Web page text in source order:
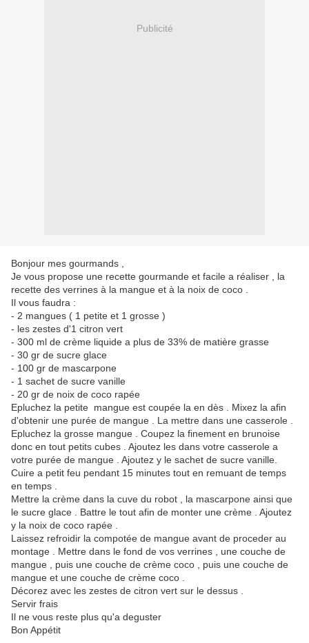
Publicité
Bonjour mes gourmands ,
Je vous propose une recette gourmande et facile a réaliser , la
recette des verrines à la mangue et à la noix de coco .
Il vous faudra :
- 2 mangues ( 1 petite et 1 grosse )
- les zestes d'1 citron vert
- 300 ml de crème liquide a plus de 33% de matière grasse
- 30 gr de sucre glace
- 100 gr de mascarpone
- 1 sachet de sucre vanille
- 20 gr de noix de coco rapée
Epluchez la petite mangue est coupée la en dès . Mixez la afin
d'obtenir une purée de mangue . La mettre dans une casserole .
Epluchez la grosse mangue . Coupez la finement en brunoise
donc en tout petits cubes . Ajoutez les dans votre casserole a
votre purée de mangue . Ajoutez y le sachet de sucre vanille.
Cuire a petit feu pendant 15 minutes tout en remuant de temps
en temps .
Mettre la crème dans la cuve du robot , la mascarpone ainsi que
le sucre glace . Battre le tout afin de monter une crème . Ajoutez
y la noix de coco rapée .
Laissez refroidir la compotée de mangue avant de proceder au
montage . Mettre dans le fond de vos verrines , une couche de
mangue , puis une couche de crème coco , puis une couche de
mangue et une couche de crème coco .
Décorez avec les zestes de citron vert sur le dessus .
Servir frais
Il ne vous reste plus qu'a deguster
Bon Appétit